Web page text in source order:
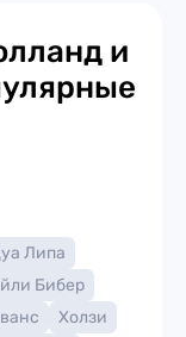
и
Липа
Бибер
Холзи